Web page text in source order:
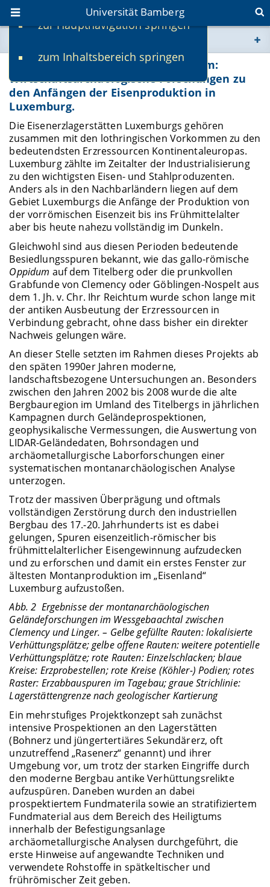
zur Hauptnavigation springen
zum Inhaltsbereich springen
Universität Bamberg
www.uni-bamberg.de
univis.uni-bamberg.de
fis.uni-bamberg.de
"Frühes Eisen" im Mittelgebirgsraum:
Wirtschaftsarchäologische Forschungen zu
den Anfängen der Eisenproduktion in
Luxemburg.
Die Eisenerzlagerstätten Luxemburgs gehören
zusammen mit den lothringischen Vorkommen zu den
bedeutendsten Erzressourcen Kontinentaleuropas.
Luxemburg zählte im Zeitalter der Industrialisierung
zu den wichtigsten Eisen- und Stahlproduzenten.
Anders als in den Nachbarländern liegen auf dem
Gebiet Luxemburgs die Anfänge der Produktion von
der vorrömischen Eisenzeit bis ins Frühmittelalter
aber bis heute nahezu vollständig im Dunkeln.
Gleichwohl sind aus diesen Perioden bedeutende
Besiedlungsspuren bekannt, wie das gallo-römische
Oppidum auf dem Titelberg oder die prunkvollen
Grabfunde von Clemency oder Göblingen-Nospelt aus
dem 1. Jh. v. Chr. Ihr Reichtum wurde schon lange mit
der antiken Ausbeutung der Erzressourcen in
Verbindung gebracht, ohne dass bisher ein direkter
Nachweis gelungen wäre.
An dieser Stelle setzten im Rahmen dieses Projekts ab
den späten 1990er Jahren moderne,
landschaftsbezogene Untersuchungen an. Besonders
zwischen den Jahren 2002 bis 2008 wurde die alte
Bergbauregion im Umland des Titelbergs in jährlichen
Kampagnen durch Geländeprospektionen,
geophysikalische Vermessungen, die Auswertung von
LIDAR-Geländedaten, Bohrsondagen und
archäometallurgische Laborforschungen einer
systematischen montanarchäologischen Analyse
unterzogen.
Trotz der massiven Überprägung und oftmals
vollständigen Zerstörung durch den industriellen
Bergbau des 17.-20. Jahrhunderts ist es dabei
gelungen, Spuren eisenzeitlich-römischer bis
frühmittelalterlicher Eisengewinnung aufzudecken
und zu erforschen und damit ein erstes Fenster zur
ältesten Montanproduktion im „Eisenland“
Luxemburg aufzustoßen.
Abb. 2 Ergebnisse der montanarchäologischen
Geländeforschungen im Wessgebaachtal zwischen
Clemency und Linger. – Gelbe gefüllte Rauten: lokalisierte
Verhüttungsplätze; gelbe offene Rauten: weitere potentielle
Verhüttungsplätze; rote Rauten: Einzelschlacken; blaue
Kreise: Erzprobestellen; rote Kreise (Köhler-) Podien; rotes
Raster: Erzabbauspuren im Tagebau; graue Strichlinie:
Lagerstättengrenze nach geologischer Kartierung
Ein mehrstufiges Projektkonzept sah zunächst
intensive Prospektionen an den Lagerstätten
(Bohnerz und jüngertertiäres Sekundärerz, oft
unzutreffend „Rasenerz“ genannt) und ihrer
Umgebung vor, um trotz der starken Eingriffe durch
den moderne Bergbau antike Verhüttungsrelikte
aufzuspüren. Daneben wurden an dabei
prospektiertem Fundmaterila sowie an stratifiziertem
Fundmaterial aus dem Bereich des Heiligtums
innerhalb der Befestigungsanlage
archäometallurgische Analysen durchgeführt, die
erste Hinweise auf angewandte Techniken und
verwendete Rohstoffe in spätkeltischer und
frührömischer Zeit geben.